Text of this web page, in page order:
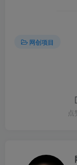
网创项目
点